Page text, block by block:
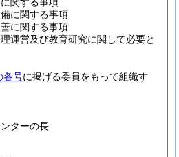
に関する事項
に関する事項
運営及び教育研究に関して必要と
各号に掲げる委員をもって組織す
ターの長